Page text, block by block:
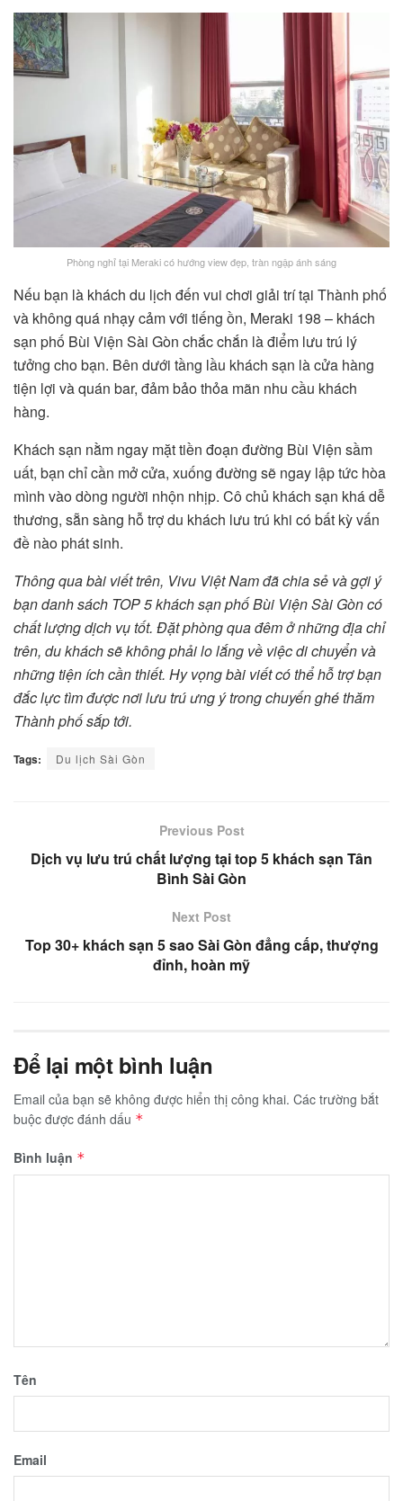
Phòng nghỉ tại Meraki có hướng view đẹp, tràn ngập ánh sáng
Nếu bạn là khách du lịch đến vui chơi giải trí tại Thành phố
và không quá nhạy cảm với tiếng ồn, Meraki 198 – khách
sạn phố Bùi Viện Sài Gòn chắc chắn là điểm lưu trú lý
tưởng cho bạn. Bên dưới tầng lầu khách sạn là cửa hàng
tiện lợi và quán bar, đảm bảo thỏa mãn nhu cầu khách
hàng.
Khách sạn nằm ngay mặt tiền đoạn đường Bùi Viện sầm
uất, bạn chỉ cần mở cửa, xuống đường sẽ ngay lập tức hòa
mình vào dòng người nhộn nhịp. Cô chủ khách sạn khá dễ
thương, sẵn sàng hỗ trợ du khách lưu trú khi có bất kỳ vấn
đề nào phát sinh.
Thông qua bài viết trên, Vivu Việt Nam đã chia sẻ và gợi ý
bạn danh sách TOP 5 khách sạn phố Bùi Viện Sài Gòn có
chất lượng dịch vụ tốt. Đặt phòng qua đêm ở những địa chỉ
trên, du khách sẽ không phải lo lắng về việc di chuyển và
những tiện ích cần thiết. Hy vọng bài viết có thể hỗ trợ bạn
đắc lực tìm được nơi lưu trú ưng ý trong chuyến ghé thăm
Thành phố sắp tới.
Tags: Du lịch Sài Gòn
Previous Post
Dịch vụ lưu trú chất lượng tại top 5 khách sạn Tân
Bình Sài Gòn
Next Post
Top 30+ khách sạn 5 sao Sài Gòn đẳng cấp, thượng
đỉnh, hoàn mỹ
Để lại một bình luận
Email của bạn sẽ không được hiển thị công khai. Các trường bắt
buộc được đánh dấu *
Bình luận *
Tên
Email